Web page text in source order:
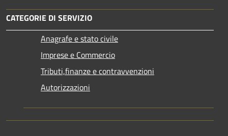
CATEGORIE DI SERVIZIO
Anagrafe e stato civile
Imprese e Commercio
Tributi,finanze e contravvenzioni
Autorizzazioni